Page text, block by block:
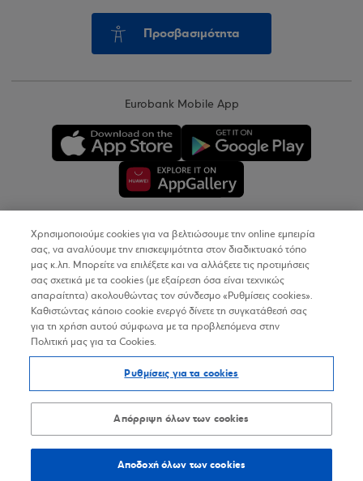
Προσβασιμότητα
Eurobank Mobile App
Copyright © 2026
Όροι Χρήσης
Προσωπικά Δεδομένα στον Διαδικτυακό Τόπο
Δήλωση Προσβασιμότητας
Sitemap
Χρησιμοποιούμε cookies για να βελτιώσουμε την online εμπειρία
σας, να αναλύουμε την επισκεψιμότητα στον διαδικτυακό τόπο
μας κ.λπ. Μπορείτε να επιλέξετε και να αλλάξετε τις προτιμήσεις
σας σχετικά με τα cookies (με εξαίρεση όσα είναι τεχνικώς
απαραίτητα) ακολουθώντας τον σύνδεσμο «Ρυθμίσεις cookies».
Καθιστώντας κάποιο cookie ενεργό δίνετε τη συγκατάθεσή σας
για τη χρήση αυτού σύμφωνα με τα προβλεπόμενα στην
Πολιτική μας για τα Cookies.
Ρυθμίσεις για τα cookies
Απόρριψη όλων των cookies
Αποδοχή όλων των cookies